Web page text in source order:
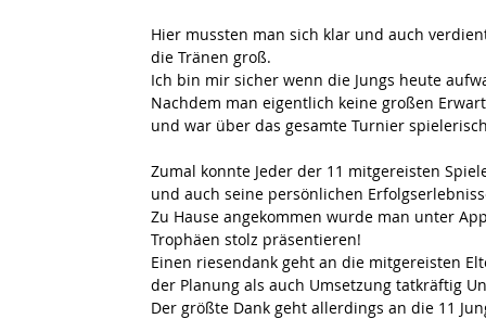
Hier mussten man sich klar und auch
die Tränen groß.
Ich bin mir sicher wenn die Jungs heute
Nachdem man eigentlich keine großen
und war über das gesamte Turnier
Zumal konnte Jeder der 11 mitgereisten
und auch seine persönlichen
Zu Hause angekommen wurde man unter
Trophäen stolz präsentieren!
Einen riesendank geht an die mitgereisten
der Planung als auch Umsetzung tatkräftig
Der größte Dank geht allerdings an die 11